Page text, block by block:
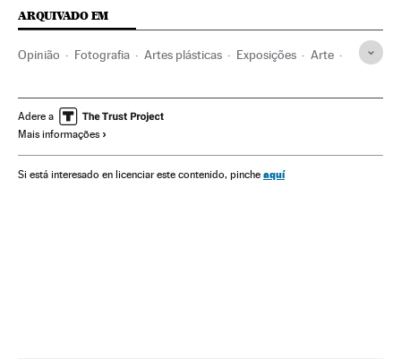
ARQUIVADO EM
Opinião Fotografia Artes plásticas Exposições Arte
Adere a
Mais informações
Si está interesado en licenciar este contenido, pinche aquí